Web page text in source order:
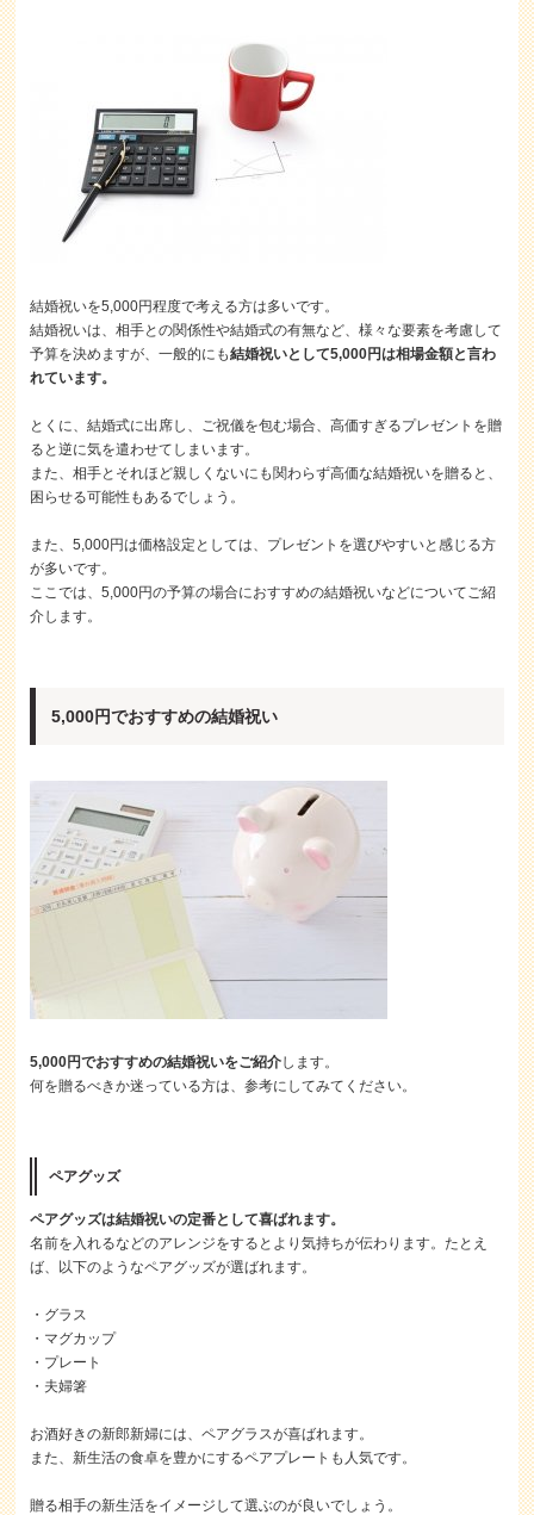
結婚祝いを5,000円程度で考える方は多いです。
結婚祝いは、相手との関係性や結婚式の有無など、様々な要素を考慮して
予算を決めますが、一般的にも結婚祝いとして5,000円は相場金額と言わ
れています。
とくに、結婚式に出席し、ご祝儀を包む場合、高価すぎるプレゼントを贈
ると逆に気を遣わせてしまいます。
また、相手とそれほど親しくないにも関わらず高価な結婚祝いを贈ると、
困らせる可能性もあるでしょう。
また、5,000円は価格設定としては、プレゼントを選びやすいと感じる方
が多いです。
ここでは、5,000円の予算の場合におすすめの結婚祝いなどについてご紹
介します。
5,000円でおすすめの結婚祝い
5,000円でおすすめの結婚祝いをご紹介します。
何を贈るべきか迷っている方は、参考にしてみてください。
ペアグッズ
ペアグッズは結婚祝いの定番として喜ばれます。
名前を入れるなどのアレンジをするとより気持ちが伝わります。たとえ
ば、以下のようなペアグッズが選ばれます。
・グラス
・マグカップ
・プレート
・夫婦箸
お酒好きの新郎新婦には、ペアグラスが喜ばれます。
また、新生活の食卓を豊かにするペアプレートも人気です。
贈る相手の新生活をイメージして選ぶのが良いでしょう。